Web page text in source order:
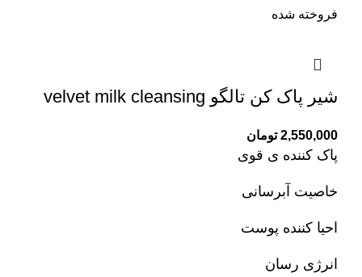
فروخته شده
شیر پاک کن تالگو velvet milk cleansing
2,550,000 تومان
پاک کننده ی قوی
خاصیت آبرسانی
احیا کننده پوست
انرژی رسان